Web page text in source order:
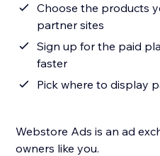
Choose the products
partner sites
Sign up for the paid
faster
Pick where to display
Webstore Ads is an ad
owners like you.